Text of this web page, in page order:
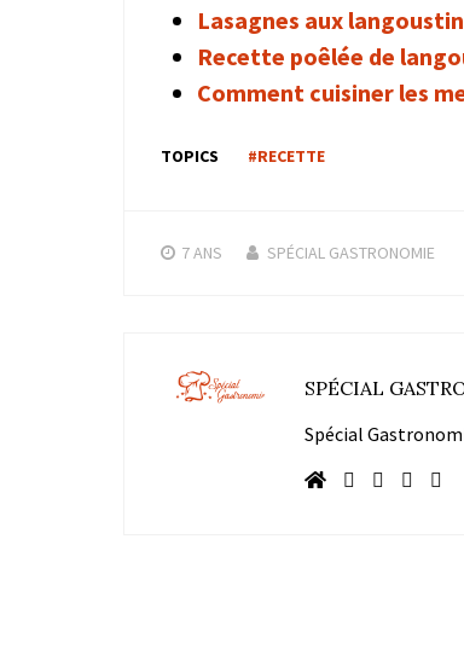
Lasagnes aux
Recette poêlée de
Comment cuisiner les
TOPICS #RECETTE
7 ANS SPÉCIAL GASTRONOMIE
SPÉCIAL
Spécial